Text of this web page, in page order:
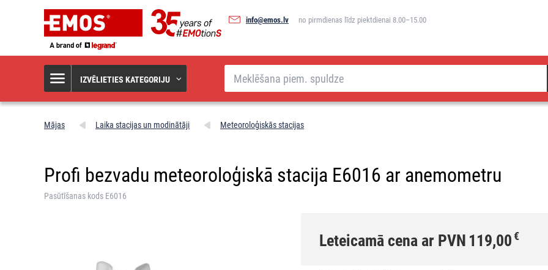
info@emos.lv no pirmdienas līdz piektdienai 8.00–15.00
IZVĒLIETIES KATEGORIJU
Meklēšana
Mājas Laika stacijas un modinātāji Meteoroloģiskās stacijas
Profi bezvadu meteoroloģiskā stacija E6016 ar anemometru
Pasūtīšanas kods E6016
Leteicamā cena ar PVN 119,00€